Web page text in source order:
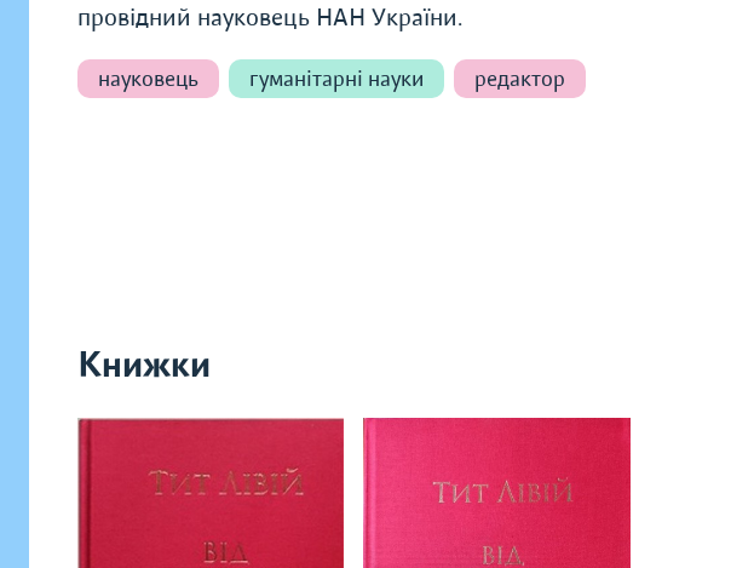
провідний науковець НАН України.
науковець гуманітарні науки редактор
Книжки